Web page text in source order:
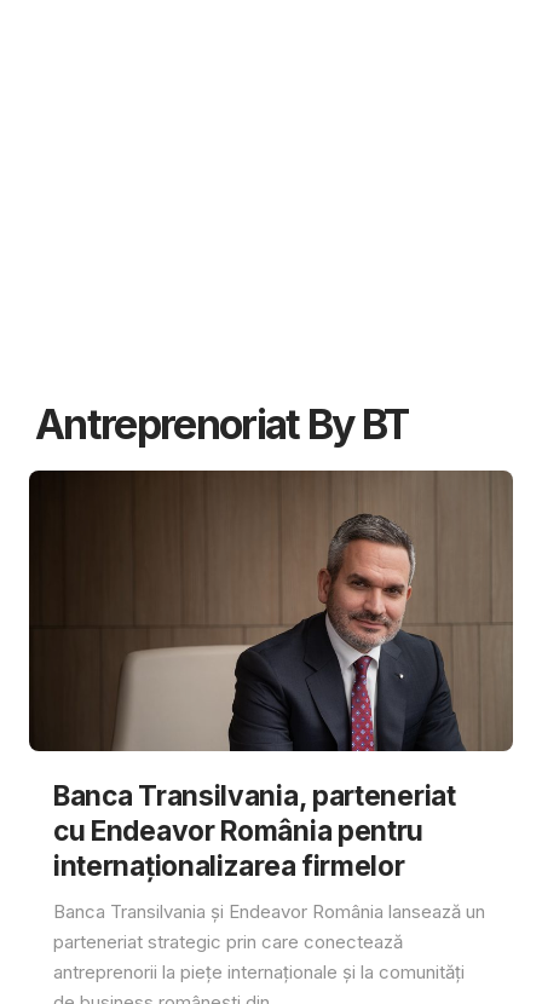
Antreprenoriat By BT
Banca Transilvania, parteneriat
cu Endeavor România pentru
internaționalizarea firmelor
Banca Transilvania și Endeavor România lansează un
parteneriat strategic prin care conectează
antreprenorii la piețe internaționale și la comunități